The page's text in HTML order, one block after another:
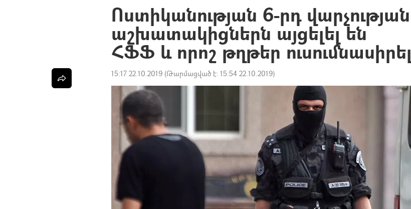
Ոստիկանության 6-րդ վարչության
աշխատակիցներն այցելել են
ՀՖՖ և որոշ թղթեր ուսումնասիրել
15:17 22.10.2019 (Թարմացված է: 15:54 22.10.2019)